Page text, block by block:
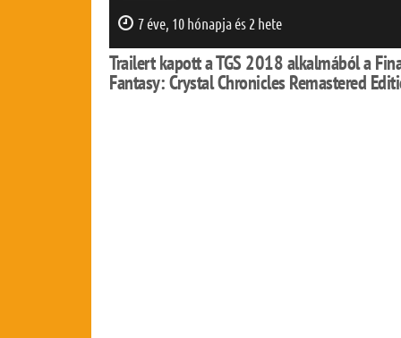
7 éve, 10 hónapja és 2 hete
Trailert kapott a TGS 2018 alkalmából a
Fantasy: Crystal Chronicles Remastered